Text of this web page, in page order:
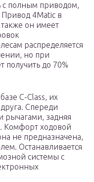
с полным приводом,
Привод 4Matic в
он имеет
распределяется
но при
получить до 70%
C-Class, их
Спереди
задняя
Комфорт ходовой
не предназначена,
Останавливается
системы с